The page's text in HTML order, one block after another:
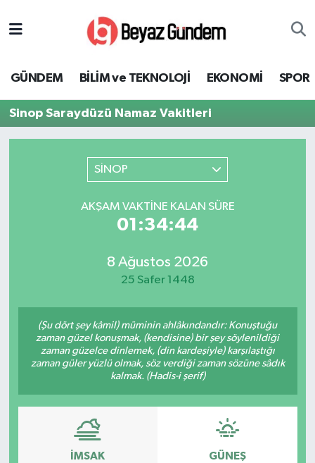
GÜNDEM BİLİM ve TEKNOLOJİ EKONOMİ SPOR
Sinop Saraydüzü Namaz Vakitleri
SİNOP
AKŞAM VAKTINE KALAN SÜRE
01:34:44
8 Ağustos 2026
25 Safer 1448
(Şu dört şey kâmil) müminin ahlâkındandır: Konuştuğu
zaman güzel konuşmak, (kendisine) bir şey söylenildiği
zaman güzelce dinlemek, (din kardeşiyle) karşılaştığı
zaman güler yüzlü olmak, söz verdiği zaman sözüne sâdık
kalmak. (Hadis-i şerif)
İMSAK GÜNEŞ
EKONOMİ
KÜLTÜR SANAT
MAGAZİN
YEREL
Süper Lig Puan Durumu ve Fikstür
Tüm Manşetler